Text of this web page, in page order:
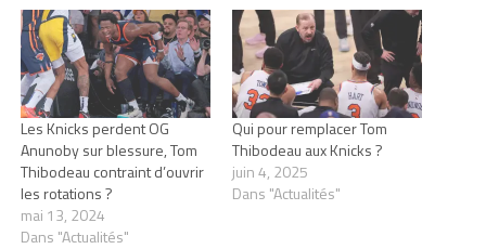
Les Knicks perdent OG
Anunoby sur blessure, Tom
Thibodeau contraint d’ouvrir
les rotations ?
mai 13, 2024
Dans "Actualités"
Qui pour remplacer Tom
Thibodeau aux Knicks ?
juin 4, 2025
Dans "Actualités"